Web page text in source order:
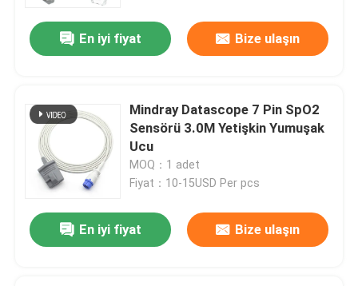
En iyi fiyat Bize ulaşın
Mindray Datascope 7 Pin SpO2
Sensörü 3.0M Yetişkin Yumuşak
Ucu
MOQ：1 adet
Fiyat：10-15USD Per pcs
En iyi fiyat Bize ulaşın